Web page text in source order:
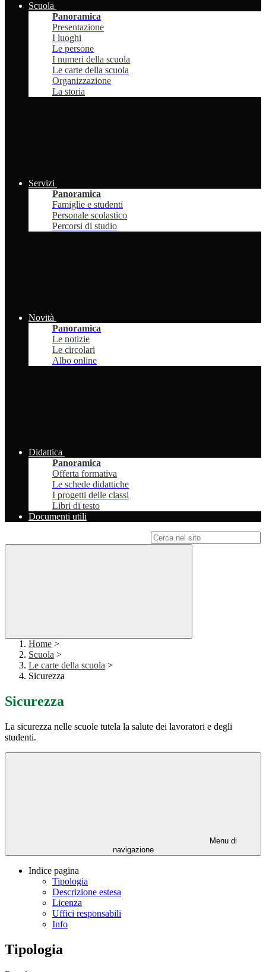
Scuola
Panoramica
Presentazione
I luoghi
Le persone
I numeri della scuola
Le carte della scuola
Organizzazione
La storia
Servizi
Panoramica
Famiglie e studenti
Personale scolastico
Percorsi di studio
Novità
Panoramica
Le notizie
Le circolari
Albo online
Didattica
Panoramica
Offerta formativa
Le schede didattiche
I progetti delle classi
Libri di testo
Documenti utili
Home >
Scuola >
Le carte della scuola >
Sicurezza
Sicurezza
La sicurezza nelle scuole tutela la salute dei lavoratori e degli
studenti.
Menu di
navigazione
Indice pagina
Tipologia
Descrizione estesa
Licenza
Uffici responsabili
Info
Tipologia